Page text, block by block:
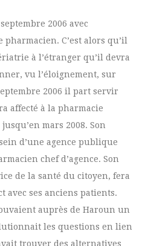
2006 avec
C’est alors qu’il
à l’étranger qu’il devra
vu l’éloignement, sur
2006 il part servir
affecté à la pharmacie
mars 2008. Son
d’une agence publique
chef d’agence. Son
de la santé du citoyen, fera
avec ses anciens patients.
auprès de Haroun un
les questions en lien
trouver des alternatives